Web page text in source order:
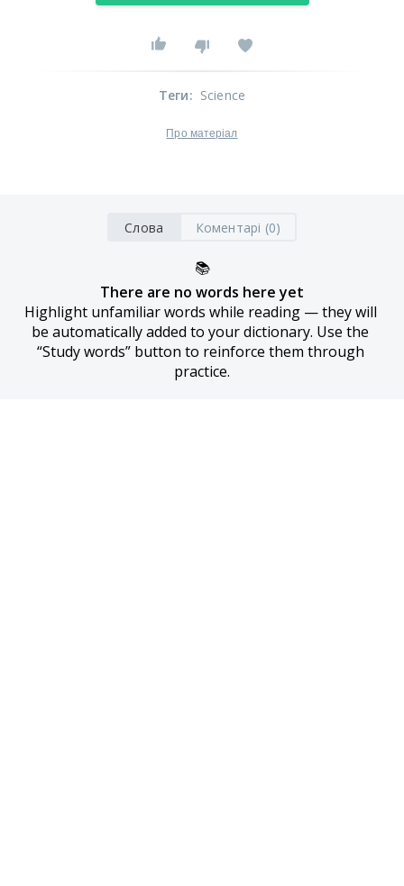
Теги: Science
Про матеріал
Слова Коментарі (0)
📚
There are no words here yet
Highlight unfamiliar words while reading — they will
be automatically added to your dictionary. Use the
“Study words” button to reinforce them through
practice.